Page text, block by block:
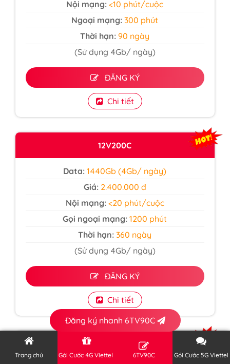
Nội mạng:<10 phút/cuộc
Ngoại mạng: 300 phút
Thời hạn: 90 ngày
(Sử dụng 4Gb/ ngày)
ĐĂNG KÝ
Chi tiết
12V200C
Data: 1440Gb (4Gb/ ngày)
Giá: 2.400.000 đ
Nội mạng: <20 phút/cuộc
Gọi ngoại mạng: 1200 phút
Thời hạn: 360 ngày
(Sử dụng 4Gb/ ngày)
ĐĂNG KÝ
Chi tiết
Trang chủ Gói Cước 4G Viettel
Đăng ký nhanh 6TV90C
6TV90C Gói Cước 5G Viettel